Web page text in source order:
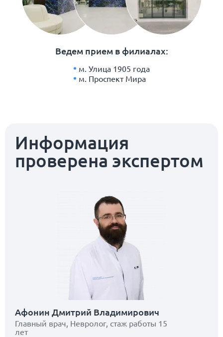
Ведем прием в филиалах:
м. Улица 1905 года
м. Проспект Мира
Информация
проверена экспертом
Афонин Дмитрий Владимирович
Главный врач, Невролог, стаж работы 15
лет